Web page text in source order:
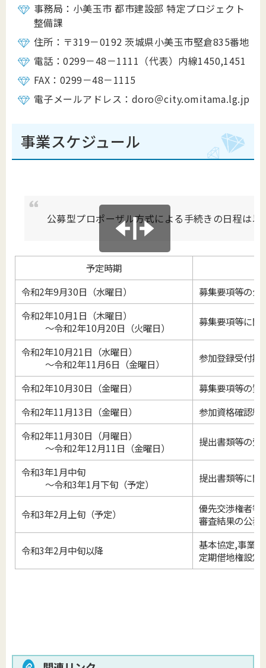
事務局：小美玉市 都市建設部 特定プロジェクト
整備課
住所：〒319－0192 茨城県小美玉市堅倉835番地
電話：0299－48－1111（代表）内線1450,1451
FAX：0299－48－1115
電子メールアドレス：doro＠city.omitama.lg.jp
事業スケジュール
公募型プロポーザル方式による手続きの日程は以
予定時期
令和2年9月30日（水曜日）
募集要項等の公
令和2年10月1日（木曜日）
～令和2年10月20日（火曜日）
募集要項等に関
令和2年10月21日（水曜日）
～令和2年11月6日（金曜日）
参加登録受付期
令和2年10月30日（金曜日）
募集要項等の質
令和2年11月13日（金曜日）
参加資格確認結
令和2年11月30日（月曜日）
～令和2年12月11日（金曜日）
提出書類等の受
令和3年1月中旬
～令和3年1月下旬（予定）
提出書類等に関
令和3年2月上旬（予定）
優先交渉権者等
審査結果の公表
令和3年2月中旬以降
基本協定,事業
定期借地権設定